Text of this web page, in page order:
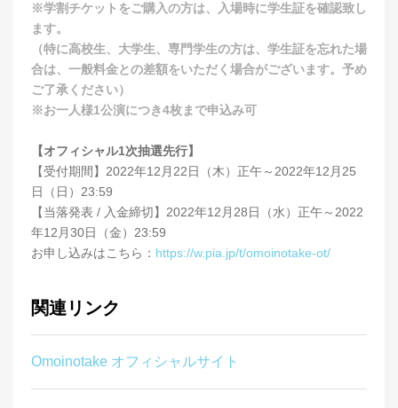
※学割チケットをご購入の方は、入場時に学生証を確認致し
ます。
（特に高校生、大学生、専門学生の方は、学生証を忘れた場
合は、一般料金との差額をいただく場合がございます。予め
ご了承ください）
※お一人様1公演につき4枚まで申込み可
【オフィシャル1次抽選先行】
【受付期間】2022年12月22日（木）正午～2022年12月25
日（日）23:59
【当落発表 / 入金締切】2022年12月28日（水）正午～2022
年12月30日（金）23:59
お申し込みはこちら： https://w.pia.jp/t/omoinotake-ot/
関連リンク
Omoinotake オフィシャルサイト